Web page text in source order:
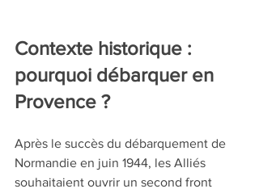
Contexte historique :
pourquoi débarquer en
Provence ?
Après le succès du débarquement de
Normandie en juin 1944, les Alliés
souhaitaient ouvrir un second front